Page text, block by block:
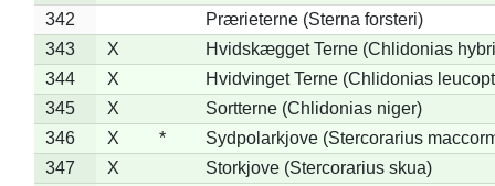
342
Prærieterne (Sterna forsteri)
343
X
Hvidskægget Terne (Chlidonias
344
X
Hvidvinget Terne (Chlidonias
345
X
Sortterne (Chlidonias niger)
346
X *
Sydpolarkjove (Stercorarius
347
X
Storkjove (Stercorarius skua)